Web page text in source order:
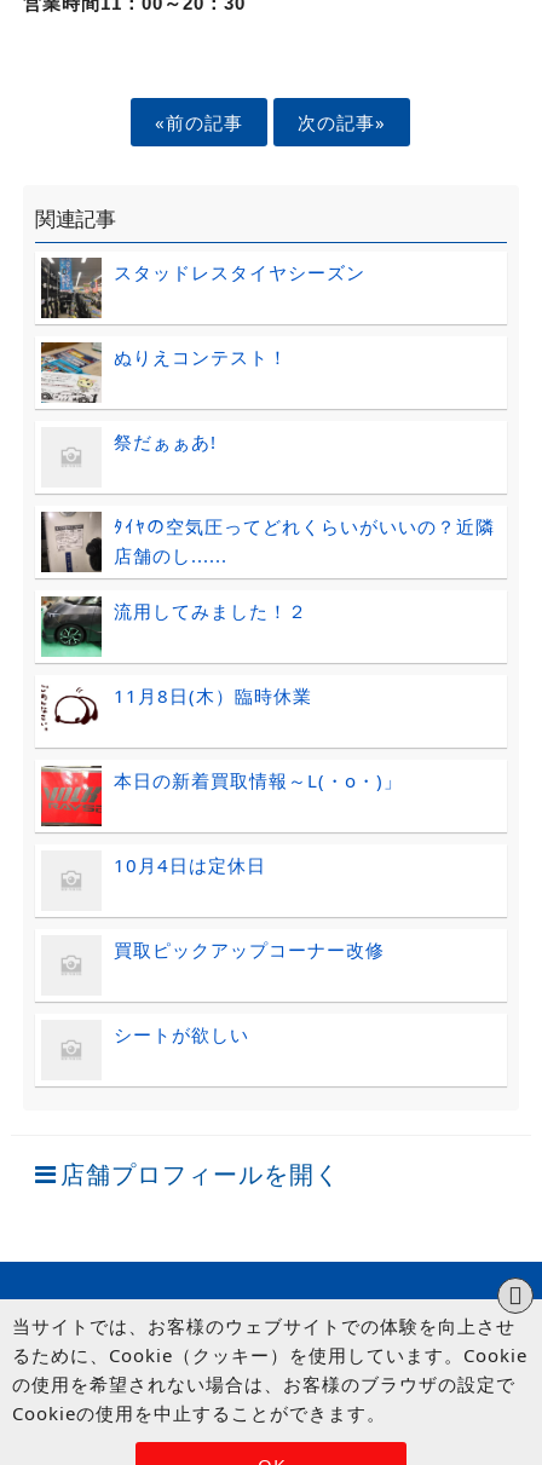
«前の記事 次の記事»
関連記事
スタッドレスタイヤシーズン
ぬりえコンテスト！
祭だぁぁあ!
ﾀｲﾔの空気圧ってどれくらいがいいの？近隣
店舗のし......
流用してみました！２
11月8日(木）臨時休業
本日の新着買取情報～L(・o・)」
10月4日は定休日
買取ピックアップコーナー改修
シートが欲しい
店舗プロフィールを開く
© UP GARAGE GROUP Co., Ltd.
当サイトでは、お客様のウェブサイトでの体験を向上させ
るために、Cookie（クッキー）を使用しています。Cookie
の使用を希望されない場合は、お客様のブラウザの設定で
Cookieの使用を中止することができます。